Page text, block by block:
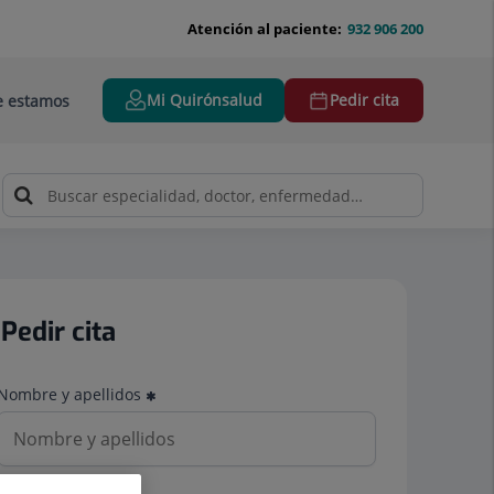
932 906 200
Atención al paciente:
estamos Mi Quirónsalud Pedir cita
Pedir cita
y apellidos